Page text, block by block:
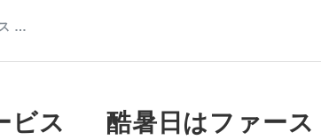
…
ビス 酷暑日はファース